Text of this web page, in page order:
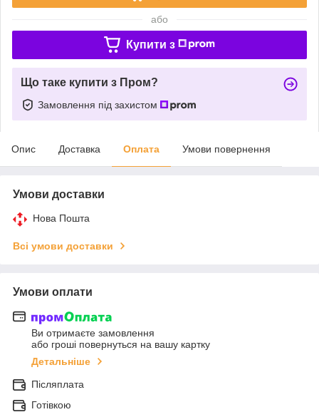
або
Купити з
Що таке купити з Пром?
Замовлення під захистом
Опис Доставка Оплата Умови повернення
Умови доставки
Нова Пошта
Всі умови доставки
Умови оплати
Ви отримаєте замовлення
або гроші повернуться на вашу картку
Детальніше
Післяплата
Готівкою